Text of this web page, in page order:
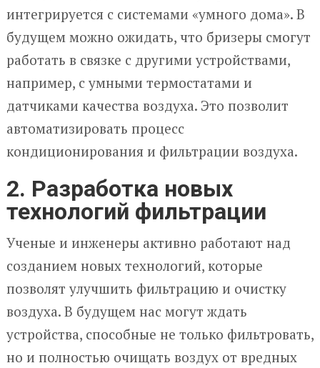
интегрируется с системами «умного дома». В
будущем можно ожидать, что бризеры смогут
работать в связке с другими устройствами,
например, с умными термостатами и
датчиками качества воздуха. Это позволит
автоматизировать процесс
кондиционирования и фильтрации воздуха.
2. Разработка новых
технологий фильтрации
Ученые и инженеры активно работают над
созданием новых технологий, которые
позволят улучшить фильтрацию и очистку
воздуха. В будущем нас могут ждать
устройства, способные не только фильтровать,
но и полностью очищать воздух от вредных